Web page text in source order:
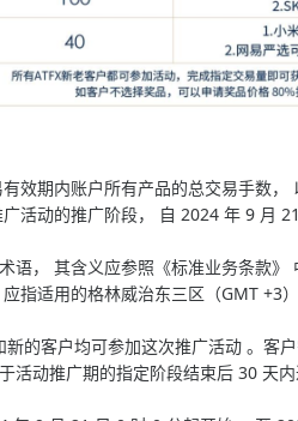
效期内账户所有产品的总交易手数
活动的推广阶段， 自 2024 年 9 月
语， 其含义应参照《标准业务条款》
指适用的格林威治东三区（GMT +3
新的客户均可参加这次推广活动 。客
活动推广期的指定阶段结束后 30 天